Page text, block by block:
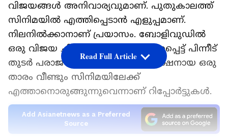
വിജയങ്ങള്‍ അനിവാര്യവുമാണ്. പുതുകാലത്ത്
സിനിമയില്‍ എത്തിപ്പെടാന്‍ എളുപ്പമാണ്.
നിലനില്‍ക്കാനാണ് പ്രയാസം. ബോളിവുഡില്‍
ഒരു വിജയ ചിത്രത്തിലൂടെ ശ്രദ്ധിക്കപ്പെട്ട് പിന്നീട്
തുടര്‍ പരാജയങ്ങളിലൂടെ അപ്രത്യക്ഷനായ ഒരു
താരം വീണ്ടും സിനിമയിലേക്ക്
എത്താനൊരുങ്ങുന്നുവെന്നാണ് റിപ്പോര്‍ട്ടുകള്‍.
Add Asianetnews as a Preferred
Source
Read Full Article